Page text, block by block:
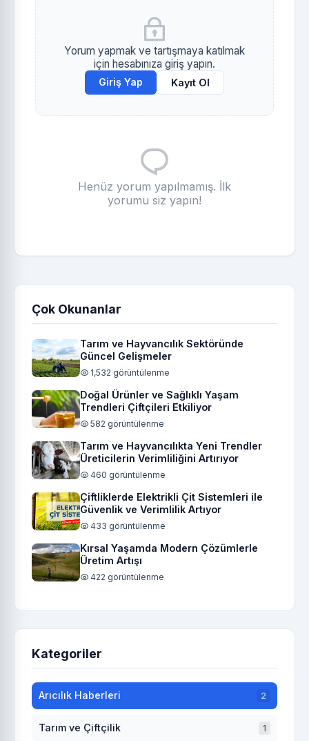
Yorum yapmak ve tartışmaya katılmak
için hesabınıza giriş yapın.
Giriş Yap Kayıt Ol
Henüz yorum yapılmamış. İlk
yorumu siz yapın!
Çok Okunanlar
Tarım ve Hayvancılık Sektöründe
Güncel Gelişmeler
1,532 görüntülenme
Doğal Ürünler ve Sağlıklı Yaşam
Trendleri Çiftçileri Etkiliyor
582 görüntülenme
Tarım ve Hayvancılıkta Yeni Trendler
Üreticilerin Verimliliğini Artırıyor
460 görüntülenme
Çiftliklerde Elektrikli Çit Sistemleri ile
Güvenlik ve Verimlilik Artıyor
433 görüntülenme
Kırsal Yaşamda Modern Çözümlerle
Üretim Artışı
422 görüntülenme
Kategoriler
Arıcılık Haberleri 2
Tarım ve Çiftçilik 1